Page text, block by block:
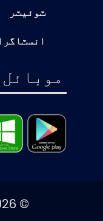
ٽوئيٽر
© 2026 وائس آف سندھ